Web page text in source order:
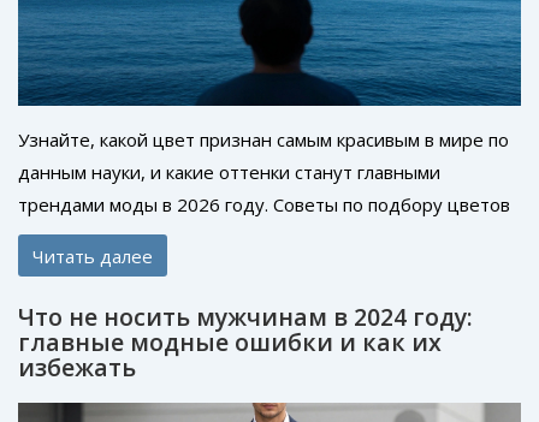
Узнайте, какой цвет признан самым красивым в мире по
данным науки, и какие оттенки станут главными
трендами моды в 2026 году. Советы по подбору цветов
для вашего гардероба.
Читать далее
Что не носить мужчинам в 2024 году:
главные модные ошибки и как их
избежать